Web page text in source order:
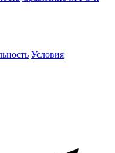
Условия